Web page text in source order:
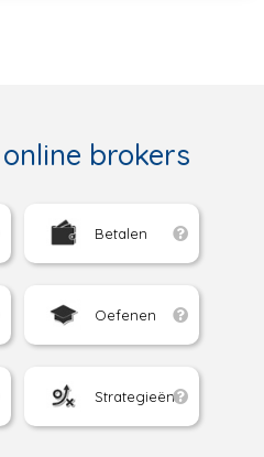
brokers
Betalen
Oefenen
Strategieën